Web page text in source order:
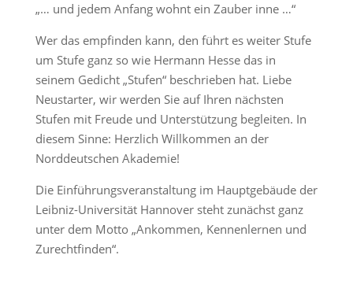
„… und jedem Anfang wohnt ein Zauber inne …“
Wer das empfinden kann, den führt es weiter Stufe
um Stufe ganz so wie Hermann Hesse das in
seinem Gedicht „Stufen“ beschrieben hat. Liebe
Neustarter, wir werden Sie auf Ihren nächsten
Stufen mit Freude und Unterstützung begleiten. In
diesem Sinne: Herzlich Willkommen an der
Norddeutschen Akademie!
Die Einführungsveranstaltung im Hauptgebäude der
Leibniz-Universität Hannover steht zunächst ganz
unter dem Motto „Ankommen, Kennenlernen und
Zurechtfinden“.